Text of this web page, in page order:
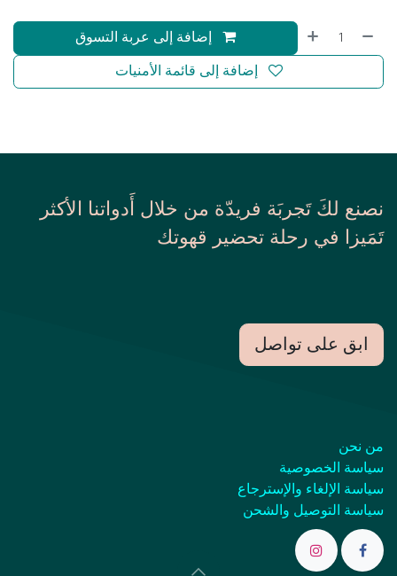
إضافة إلى عربة التسوق
إضافة إلى قائمة الأمنيات
نصنع لكَ تَجربَة فريدّة من خلال أَدواتنا الأكثر
تَمَيزا في رحلة تحضير قهوتك
ابق على تواصل
من نحن
سياسة الخصوصية
سياسة الإلغاء والإسترجاع
سياسة التوصيل والشحن